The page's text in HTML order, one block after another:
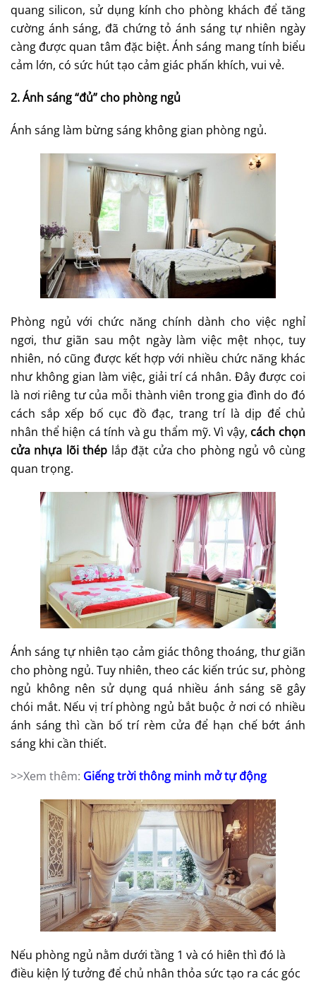
quang silicon, sử dụng kính cho phòng khách để tăng
cường ánh sáng, đã chứng tỏ ánh sáng tự nhiên ngày
càng được quan tâm đặc biệt. Ánh sáng mang tính biểu
cảm lớn, có sức húttạo cảm giác phấn khích, vui vẻ.
2. Ánh sáng “đủ” cho phòng ngủ
Ánh sáng làm bừng sáng không gian phòng ngủ.
Phòng ngủ với chức năng chính dành cho việc nghỉ
ngơi, thư giãn sau một ngày làm việc mệt nhọc, tuy
nhiên, nó cũng được kết hợp với nhiều chức năng khác
như không gian làm việc, giải trí cá nhân. Đây được coi
là nơi riêng tư của mỗi thành viên trong gia đình do đó
cách sắp xếp bố cục đồ đạc, trang trí là dịp để chủ
nhân thể hiện cá tính và gu thẩm mỹ. Vì vậy, cách chọn
cửa nhựa lõi thép lắp đặt cửa cho phòng ngủ vô cùng
quan trọng.
Ánh sáng tự nhiên tạo cảm giác thông thoáng, thư giãn
cho phòng ngủ. Tuy nhiên, theo các kiến trúc sư, phòng
ngủ không nên sử dụng quá nhiều ánh sáng sẽ gây
chói mắt. Nếu vị trí phòng ngủ bắt buộc ở nơi có nhiều
ánh sáng thì cần bố trí rèm cửa để hạn chế bớt ánh
sáng khi cần thiết.
>>Xem thêm: Giếng trời thông minh mở tự động
Nếu phòng ngủ nằm dưới tầng 1 và có hiên thì đó là
điều kiện lý tưởng để chủ nhân thỏa sức tạo ra các góc